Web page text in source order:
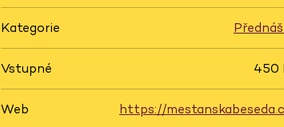
Kategorie
Vstupné 450
Web https://